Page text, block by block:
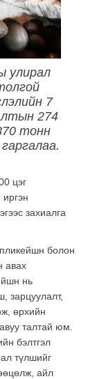
улирал
7
274
тонн
цэг
захиалга
болон
авах
нь
зарцуулалт,
өрхийн
талтай юм.
бэлтгэл
түлшийг
айл